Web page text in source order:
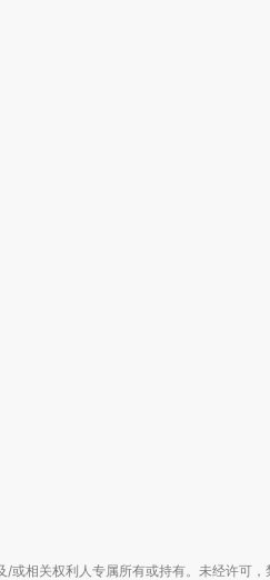
或相关权利人专属所有或持有。未经许可